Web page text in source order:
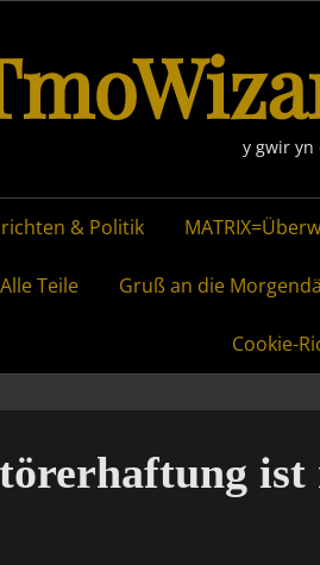
y gwir yn
& Politik
Teile Gruß an die
Cookie-
ist